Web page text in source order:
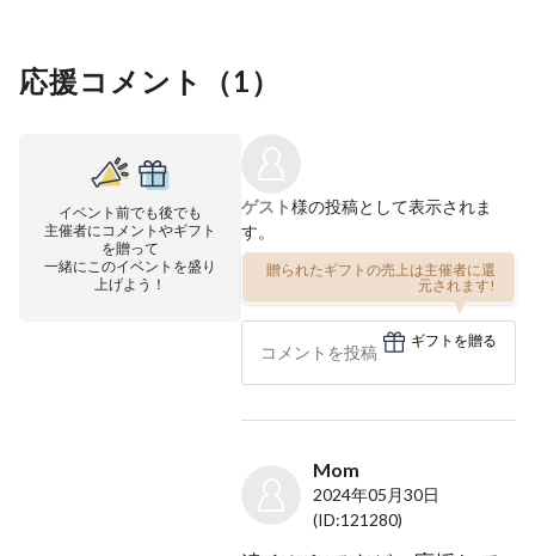
応援コメント（1）
イベント前でも後でも
主催者にコメントやギフト
を贈って
一緒にこのイベントを盛り
上げよう！
ゲスト様の投稿として表示されま
す。
贈られたギフトの売上は主催者に還
元されます!
ギフトを贈る
Mom
2024年05月30日
(ID:121280)